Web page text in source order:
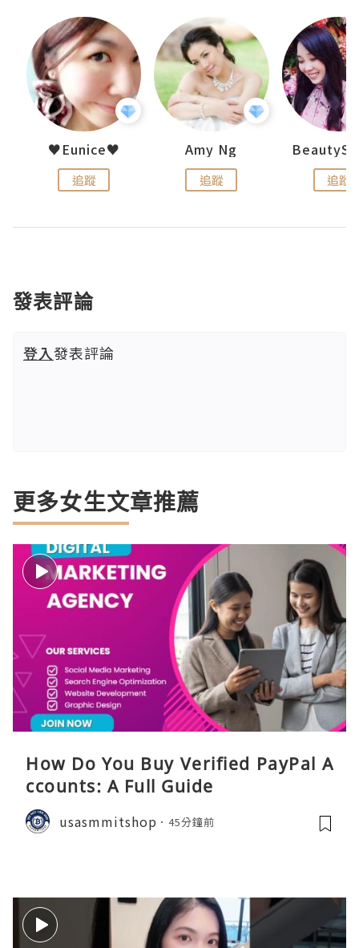
♥Eunice♥
追蹤
Amy Ng
追蹤 追蹤
發表評論
登入發表評論
更多女生文章推薦
How Do You Buy Verified PayPal A
ccounts: A Full Guide
usasmmitshop 45分鐘前